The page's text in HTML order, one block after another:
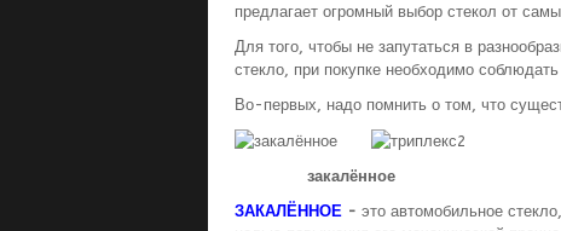
предлагает огромный выбор стекол от
Для того, чтобы не запутаться в
стекло, при покупке необходимо
Во-первых, надо помнить о том, что
закалённое
ЗАКАЛЁННОЕ - это автомобильное